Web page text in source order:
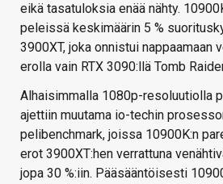
eikä tasatuloksia enää nähty.
peleissä keskimäärin 5 %
3900XT, joka onnistui nappaamaan
erolla vain RTX 3090:llä Tomb
Alhaisimmalla 1080p-resoluutiolla
ajettiin muutama io-techin
pelibenchmark, joissa 10900K:n
erot 3900XT:hen verrattuna
jopa 30 %:iin. Pääsääntöisesti